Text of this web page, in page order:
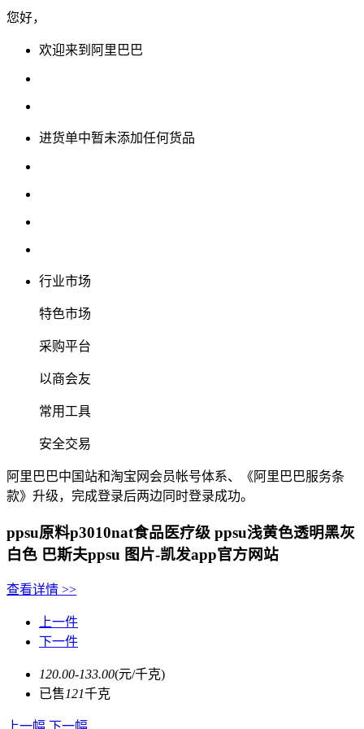
您好，
欢迎来到阿里巴巴
进货单中暂未添加任何货品
行业市场
特色市场
采购平台
以商会友
常用工具
安全交易
阿里巴巴中国站和淘宝网会员帐号体系、《阿里巴巴服务条
款》升级，完成登录后两边同时登录成功。
ppsu原料p3010nat食品医疗级 ppsu浅黄色透明黑灰
白色 巴斯夫ppsu 图片-凯发app官方网站
查看详情 >>
上一件
下一件
120.00-133.00(元/千克)
已售121千克